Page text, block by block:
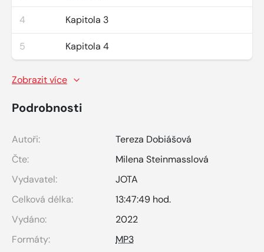
4 Kapitola 3
5 Kapitola 4
Zobrazit více
Podrobnosti
Autoři:
Tereza Dobiášová
Čte:
Milena Steinmasslová
Vydavatel:
JOTA
Celková délka:
13:47:49 hod.
Vydáno:
2022
Formáty:
MP3